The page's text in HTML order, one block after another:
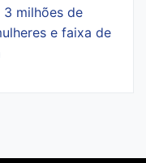
milhões de
e faixa de